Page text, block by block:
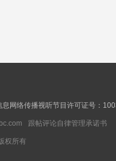
05分00秒
息网络传播视听节目许可证号：
跟帖评论自律管理承诺书
权所有